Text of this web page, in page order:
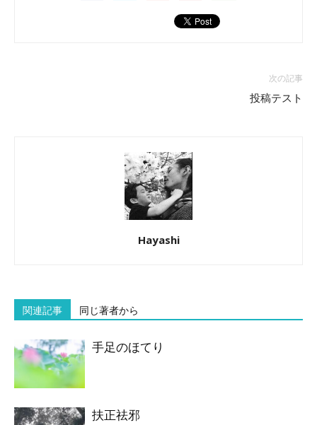
次の記事
投稿テスト
Hayashi
関連記事 同じ著者から
手足のほてり
扶正祛邪